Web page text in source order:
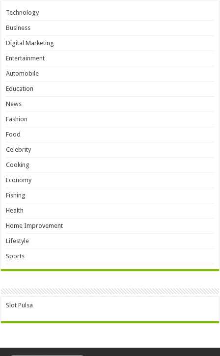
Technology
Business
Digital Marketing
Entertainment
Automobile
Education
News
Fashion
Food
Celebrity
Cooking
Economy
Fishing
Health
Home Improvement
Lifestyle
Sports
Slot Pulsa